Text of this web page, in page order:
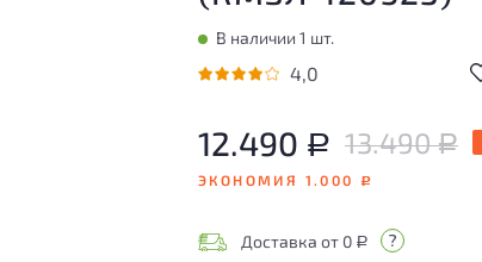
В наличии 1 шт.
4,0
12.490 Р 13.490Р
ЭКОНОМИЯ 1.000 Р
Доставка от 0 Р